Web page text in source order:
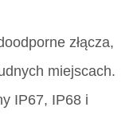
złącza,
miejscach.
IP67, IP68 i